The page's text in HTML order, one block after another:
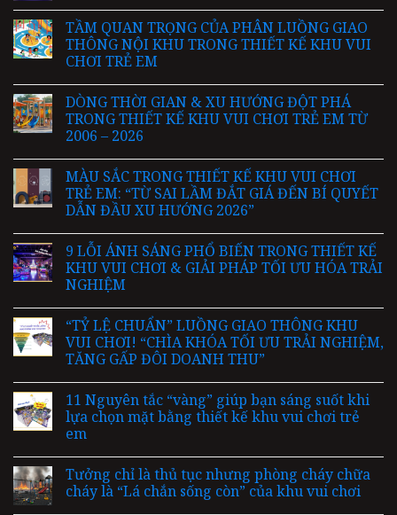
TẦM QUAN TRỌNG CỦA PHÂN LUỒNG GIAO
THÔNG NỘI KHU TRONG THIẾT KẾ KHU VUI
CHƠI TRẺ EM
DÒNG THỜI GIAN & XU HƯỚNG ĐỘT PHÁ
TRONG THIẾT KẾ KHU VUI CHƠI TRẺ EM TỪ
2006 – 2026
MÀU SẮC TRONG THIẾT KẾ KHU VUI CHƠI
TRẺ EM: “TỪ SAI LẦM ĐẮT GIÁ ĐẾN BÍ QUYẾT
DẪN ĐẦU XU HƯỚNG 2026”
9 LỖI ÁNH SÁNG PHỔ BIẾN TRONG THIẾT KẾ
KHU VUI CHƠI & GIẢI PHÁP TỐI ƯU HÓA TRẢI
NGHIỆM
“TỶ LỆ CHUẨN” LUỒNG GIAO THÔNG KHU
VUI CHƠI! “CHÌA KHÓA TỐI ƯU TRẢI NGHIỆM,
TĂNG GẤP ĐÔI DOANH THU”
11 Nguyên tắc “vàng” giúp bạn sáng suốt khi
lựa chọn mặt bằng thiết kế khu vui chơi trẻ
em
Tưởng chỉ là thủ tục nhưng phòng cháy chữa
cháy là “Lá chắn sống còn” của khu vui chơi